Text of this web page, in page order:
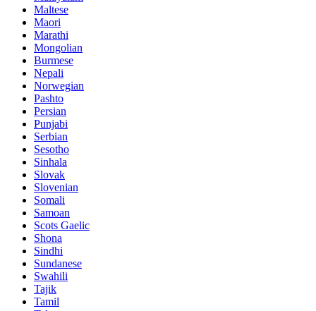
Maltese
Maori
Marathi
Mongolian
Burmese
Nepali
Norwegian
Pashto
Persian
Punjabi
Serbian
Sesotho
Sinhala
Slovak
Slovenian
Somali
Samoan
Scots Gaelic
Shona
Sindhi
Sundanese
Swahili
Tajik
Tamil